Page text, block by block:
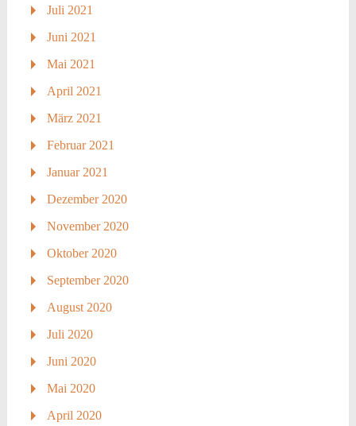
Juli 2021
Juni 2021
Mai 2021
April 2021
März 2021
Februar 2021
Januar 2021
Dezember 2020
November 2020
Oktober 2020
September 2020
August 2020
Juli 2020
Juni 2020
Mai 2020
April 2020